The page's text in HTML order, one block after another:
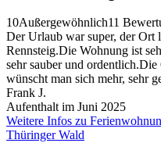
10Außergewöhnlich11
Der Urlaub war super, der Ort
Rennsteig.Die Wohnung ist
sehr sauber und
wünscht man sich mehr, sehr
Frank J.
Aufenthalt im Juni 2025
Weitere Infos zu
Thüringer Wald